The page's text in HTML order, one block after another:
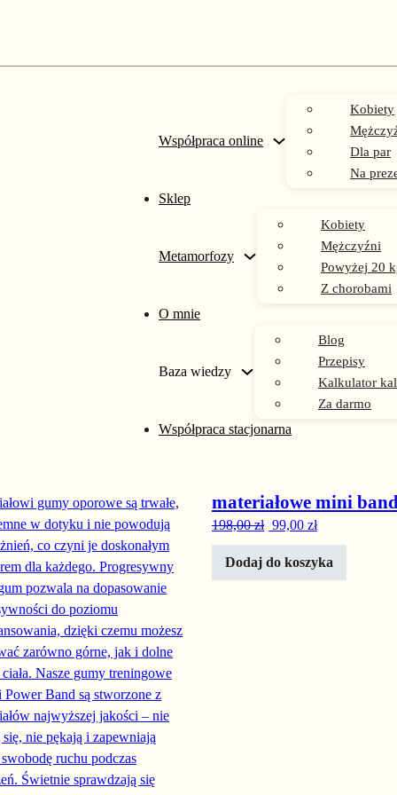
Współpraca online
Kobiety
Dla par
Na
Sklep
Metamorfozy
Kobiety
Mężczyźni
Powyżej 20
Z chorobami
O mnie
Baza wiedzy
Blog
Przepisy
Kalkulator
Za darmo
Współpraca stacjonarna
gumy bawełniane do ćwiczeń
zł.
-50%
materiałowe mini band
198,00zł Pierwotna cena
99,00 złAktualna cena
Dodaj do koszyka